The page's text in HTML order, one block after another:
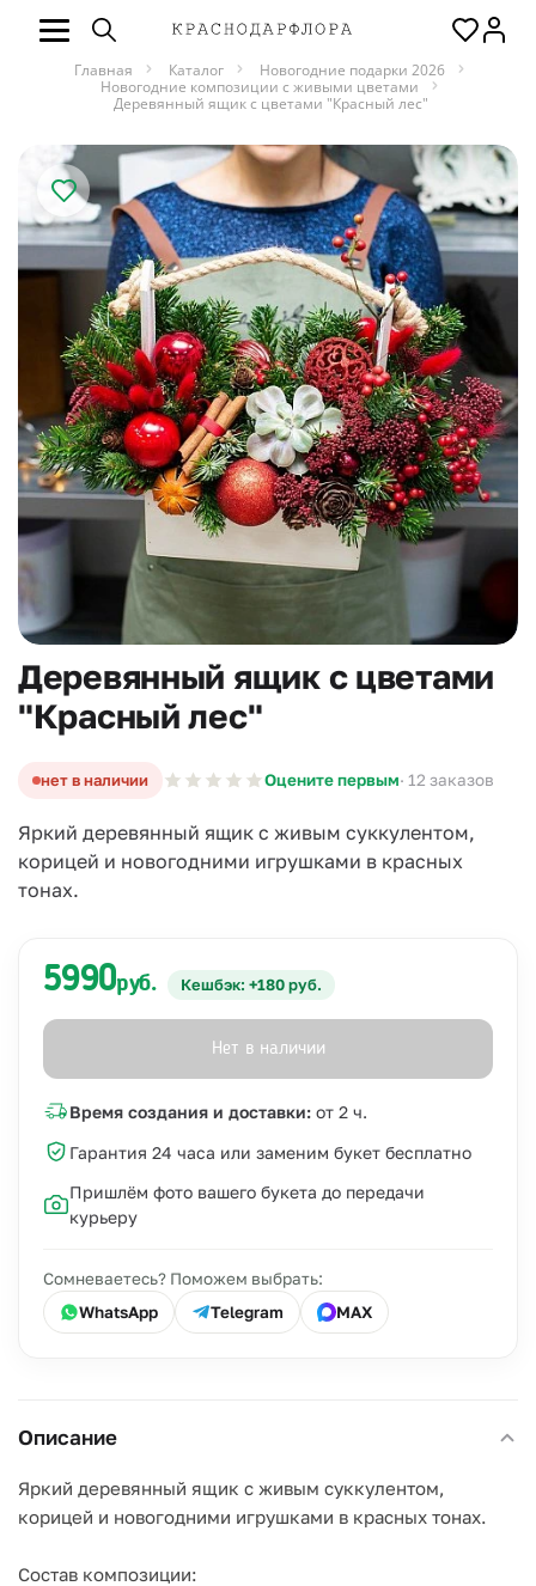
Главная Каталог
Новогодние подарки 2026
Новогодние композиции с живыми цветами
Деревянный ящик с цветами "Красный лес"
Деревянный ящик с цветами
"Красный лес"
нет в наличии Оцените первым· 12 заказов
Яркий деревянный ящик с живым суккулентом,
корицей и новогодними игрушками в красных
тонах.
5990руб. Кешбэк: +180 руб.
Нет в наличии
Время создания и доставки: от 2 ч.
Гарантия 24 часа или заменим букет бесплатно
Пришлём фото вашего букета до передачи
курьеру
Сомневаетесь? Поможем выбрать:
WhatsApp
Telegram MAX
Описание
Яркий деревянный ящик с живым суккулентом,
корицей и новогодними игрушками в красных тонах.
Состав композиции: